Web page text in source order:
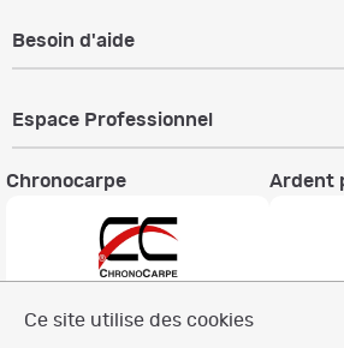
Ce site utilise des cookies
Besoin d'aide
Espace Professionnel
Chronocarpe Ardent